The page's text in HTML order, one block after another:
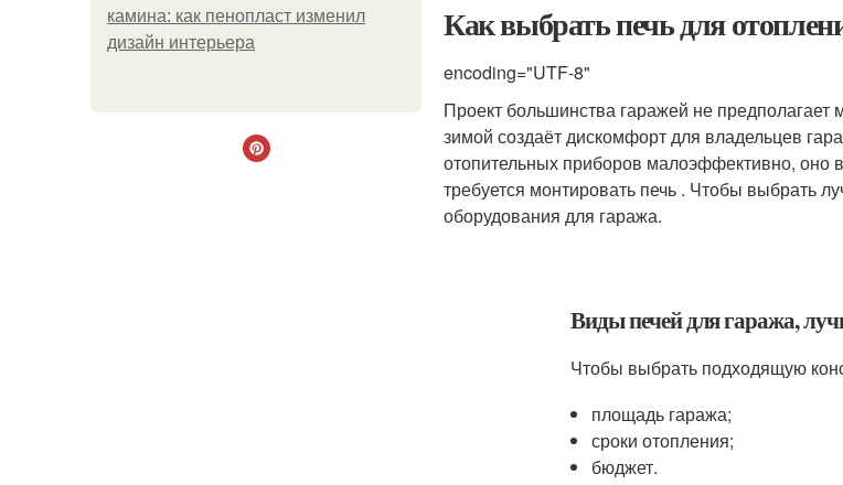
камина: как пенопласт изменил
дизайн интерьера
Как выбрать печь для
encoding="UTF-8"
Проект большинства гаражей не
зимой создаёт дискомфорт для владельцев
отопительных приборов малоэффективно,
требуется монтировать печь . Чтобы выбрать
оборудования для гаража.
Виды печей для гаража,
Чтобы выбрать подходящую
площадь гаража;
сроки отопления;
бюджет.